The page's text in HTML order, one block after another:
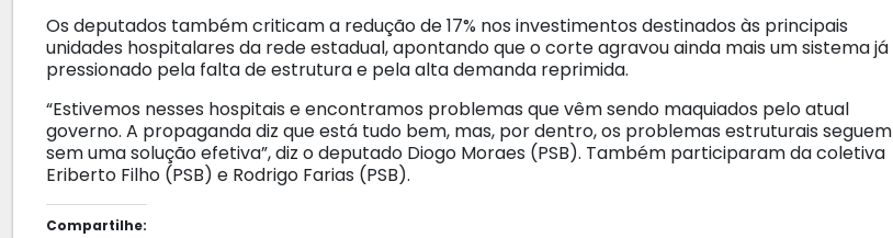
Os deputados também criticam a redução de 17% nos investimentos destinados às principais
unidades hospitalares da rede estadual, apontando que o corte agravou ainda mais um sistema já
pressionado pela falta de estrutura e pela alta demanda reprimida.
“Estivemos nesses hospitais e encontramos problemas que vêm sendo maquiados pelo atual
governo. A propaganda diz que está tudo bem, mas, por dentro, os problemas estruturais seguem
sem uma solução efetiva”, diz o deputado Diogo Moraes (PSB). Também participaram da coletiva
Eriberto Filho (PSB) e Rodrigo Farias (PSB).
Compartilhe: